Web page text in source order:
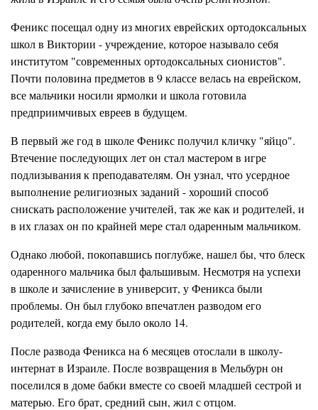
Феникс посещал одну из многих еврейских ортодоксальных
школ в Виктории - учреждение, которое называло себя
институтом "современных ортодоксальных сионистов".
Почти половина предметов в 9 классе велась на еврейском,
все мальчики носили ярмолки и школа готовила
предприимчивых евреев в будущем.
В первый же год в школе Феникс получил кличку "яйцо".
Втечение последующих лет он стал мастером в игре
подлизывания к преподавателям. Он узнал, что усердное
выполнение религиозных заданий - хороший способ
снискать расположение учителей, так же как и родителей, и
в их глазах он по крайней мере стал одаренным мальчиком.
Однако любой, покопавшись поглубже, нашел бы, что блеск
одаренного мальчика был фальшивым. Несмотря на успехи
в школе и зачисление в университ, у Феникса были
проблемы. Он был глубоко впечатлен разводом его
родителей, когда ему было около 14.
После развода Феникса на 6 месяцев отослали в школу-
интернат в Израиле. После возвращения в Мельбурн он
поселился в доме бабки вместе со своей младшей сестрой и
матерью. Его брат, средний сын, жил с отцом.